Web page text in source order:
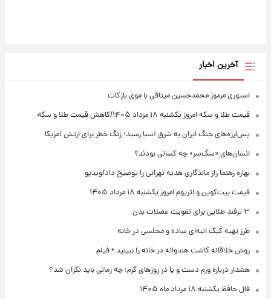
آخرین اخبار
استوری مرموز محمدحسین میثاقی با موی بازکات
قیمت طلا و سکه امروز یکشنبه ۱۸ مرداد ۱۴۰۵/کاهش قیمت طلا و سکه
پس‌لرزه‌های جنگ ایران به شرق آسیا رسید؛ زنگ خطر برای ارتش آمریکا
انسان‌های «سگ‌سر» چه کسانی بودند؟
بهاره رهنما راز ماندگاری هدیه تهرانی را توضیح داد/ویدیو
قیمت بیت‌کوین و اتریوم امروز یکشنبه ۱۸ مرداد ۱۴۰۵
۳ ترفند طلایی برای تقویت عضلات بدن
طرز تهیه کیک انبه‌ای ساده و مجلسی در خانه
روش خلاقانه کاشت هندوانه در خانه را ببینید + فیلم
هشدار درباره ورم دست و پا در روزهای گرم؛ چه زمانی باید نگران شد؟
فال حافظ یکشنبه ۱۸ مرداد ماه ۱۴۰۵